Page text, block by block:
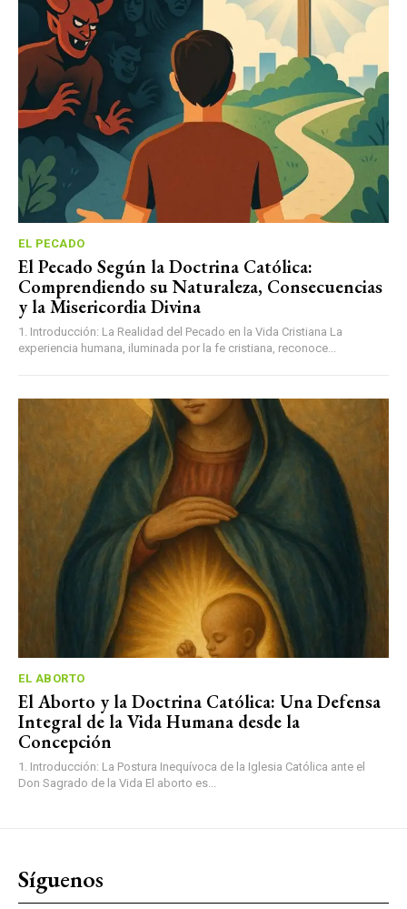
EL PECADO
El Pecado Según la Doctrina Católica:
Comprendiendo su Naturaleza, Consecuencias
y la Misericordia Divina
1. Introducción: La Realidad del Pecado en la Vida Cristiana La
experiencia humana, iluminada por la fe cristiana, reconoce...
EL ABORTO
El Aborto y la Doctrina Católica: Una Defensa
Integral de la Vida Humana desde la
Concepción
1. Introducción: La Postura Inequívoca de la Iglesia Católica ante el
Don Sagrado de la Vida El aborto es...
Síguenos